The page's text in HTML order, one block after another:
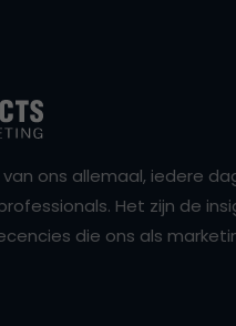
ons allemaal, iedere
Het zijn de
die ons als